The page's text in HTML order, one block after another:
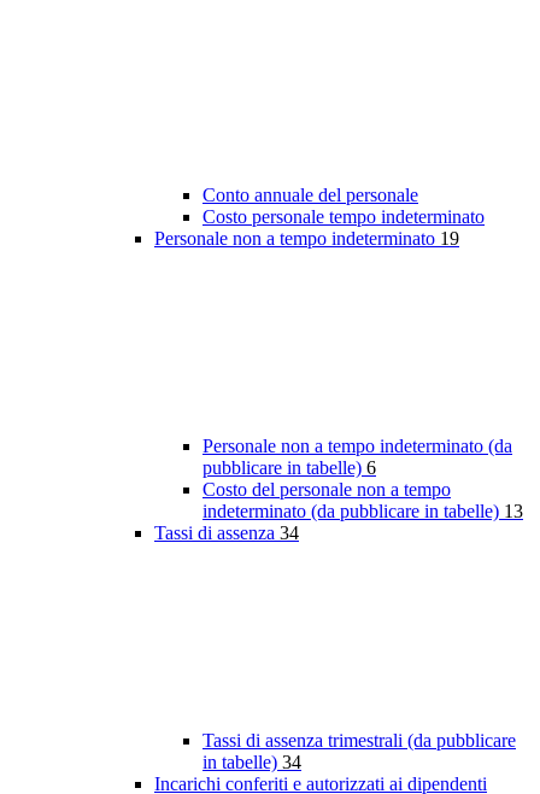
Conto annuale del personale
Costo personale tempo indeterminato
Personale non a tempo indeterminato 19
Personale non a tempo indeterminato (da
pubblicare in tabelle) 6
Costo del personale non a tempo
indeterminato (da pubblicare in tabelle) 13
Tassi di assenza 34
Tassi di assenza trimestrali (da pubblicare
in tabelle) 34
Incarichi conferiti e autorizzati ai dipendenti